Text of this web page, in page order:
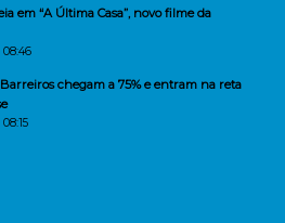
em “A Última Casa”, novo filme da
chegam a 75% e entram na reta